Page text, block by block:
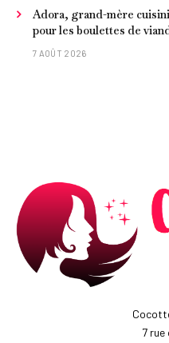
Adora, grand-mère
pour les boulettes de
curcuma, du poivre, une
7 AOÛT 2026
7 rue